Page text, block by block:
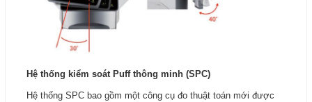
Hệ thống kiểm soát Puff thông minh (SPC)
Hệ thống SPC bao gồm một công cụ đo thuật toán mới được